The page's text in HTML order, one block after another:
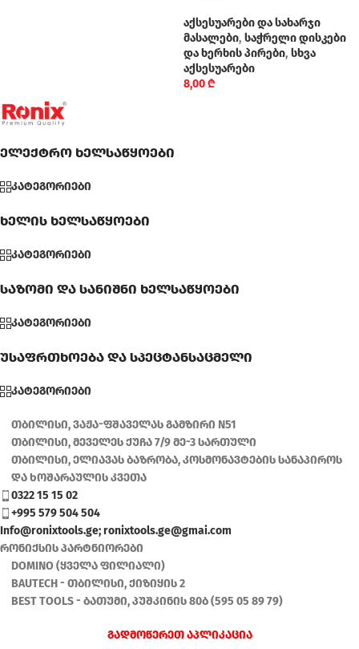
აქსესუარები და სახარჯი
მასალები, საჭრელი დისკები
და ხერხის პირები, სხვა
აქსესუარები
8,00₾
ელექტრო ხელსაწყოები
კატეგორიები
ხელის ხელსაწყოები
კატეგორიები
საზომი და სანიშნი ხელსაწყოები
კატეგორიები
უსაფრთხოება და სპეცტანსაცმელი
კატეგორიები
თბილისი, ვაჟა-ფშაველას გამზირი N51
თბილისი, მეველეს ქუჩა 7/9 მე-3 სართული
თბილისი, ელიავას ბაზრობა, კოსმონავტების სანაპიროს
და ხოშარაულის კვეთა
0322 15 15 02
+995 579 504 504
Info@ronixtools.ge; ronixtools.ge@gmai.com
რონიქსის პარტნიორები
DOMINO (ყველა ფილიალი)
BAUTECH - თბილისი, ქიზიყის 2
BEST TOOLS - ბათუმი, პუშკინის 80ბ (595 05 89 79)
გადმოწერეთ აპლიკაცია